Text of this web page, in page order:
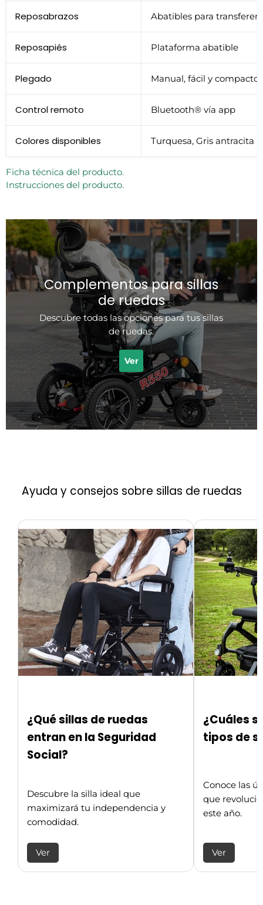
Reposabrazos Abatibles para
Reposapiés Plataforma abatible
Plegado Manual, fácil y compacto
Control remoto Bluetooth® vía app
Colores disponibles Turquesa, Gris antracita
Ficha técnica del producto.
Instrucciones del producto.
Complementos para sillas
de ruedas
Descubre todas las opciones para tus sillas
de ruedas.
Ver
Ayuda y consejos sobre sillas de ruedas
¿Qué sillas de ruedas
entran en la Seguridad
Social?
Descubre la silla ideal que
maximizará tu independencia y
comodidad.
Ver
¿Cuáles
tipos de
Conoce las
que
este año.
Ver